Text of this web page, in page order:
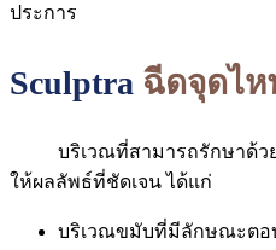
ประการ
Sculptra ฉีดจุดไห
บริเวณที่สามารถรักษาด้วย
ให้ผลลัพธ์ที่ชัดเจน ได้แก่
บริเวณขมับที่มีลักษณะตอ